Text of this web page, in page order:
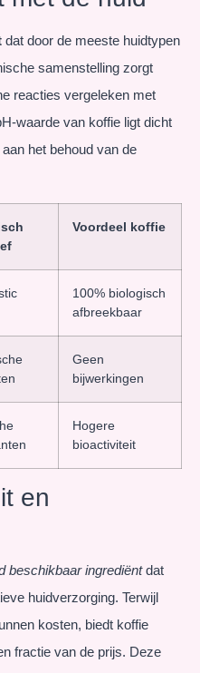
dat door de meeste huidtypen
samenstelling zorgt
reacties vergeleken met
waarde van koffie ligt dicht
het behoud van de
Voordeel koffie
100% biologisch
afbreekbaar
Geen
bijwerkingen
Hogere
bioactiviteit
en
beschikbaar ingrediëntdat
huidverzorging. Terwijl
kosten, biedt koffie
fractie van de prijs. Deze